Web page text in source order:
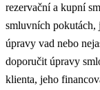
rezervační a kupní
smluvních pokutách,
úpravy vad nebo
doporučit úpravy
klienta, jeho